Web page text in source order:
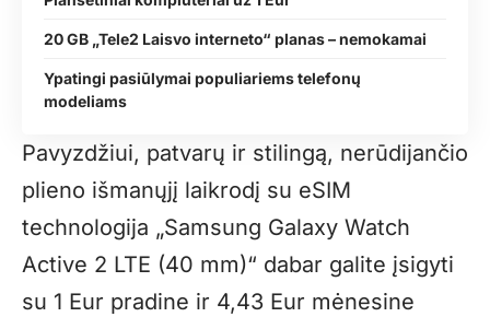
20 GB „Tele2 Laisvo interneto“ planas – nemokamai
Ypatingi pasiūlymai populiariems telefonų
modeliams
Pavyzdžiui, patvarų ir stilingą, nerūdijančio
plieno išmanųjį laikrodį su eSIM
technologija „Samsung Galaxy Watch
Active 2 LTE (40 mm)“ dabar galite įsigyti
su 1 Eur pradine ir 4,43 Eur mėnesine